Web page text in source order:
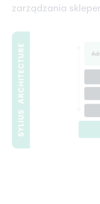
zarządzania